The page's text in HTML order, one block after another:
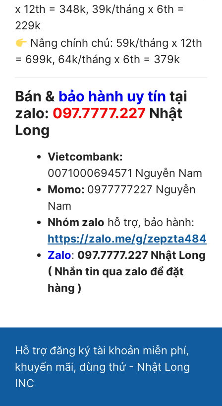
x 12th = 348k, 39k/tháng x 6th =
229k
Nâng chính chủ: 59k/tháng x 12th
= 699k, 64k/tháng x 6th = 379k
Bán & bảo hành uy tín tại
zalo: 097.7777.227 Nhật
Long
Vietcombank:
0071000694571 Nguyễn Nam
Momo: 0977777227 Nguyễn
Nam
Nhóm zalo hỗ trợ, bảo hành:
https://zalo.me/g/zepzta484
Zalo: 097.7777.227 Nhật Long
( Nhắn tin qua zalo để đặt
hàng )
Hỗ trợ đăng ký tài khoản miễn phí,
khuyến mãi, dùng thử - Nhật Long
INC